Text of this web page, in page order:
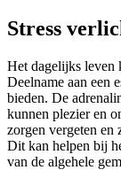
Stress
Het dagelijks leven
Deelname aan een
bieden. De
kunnen plezier en
zorgen vergeten en
Dit kan helpen bij
van de algehele